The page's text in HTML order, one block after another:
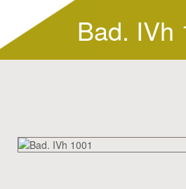
Bad. IVh